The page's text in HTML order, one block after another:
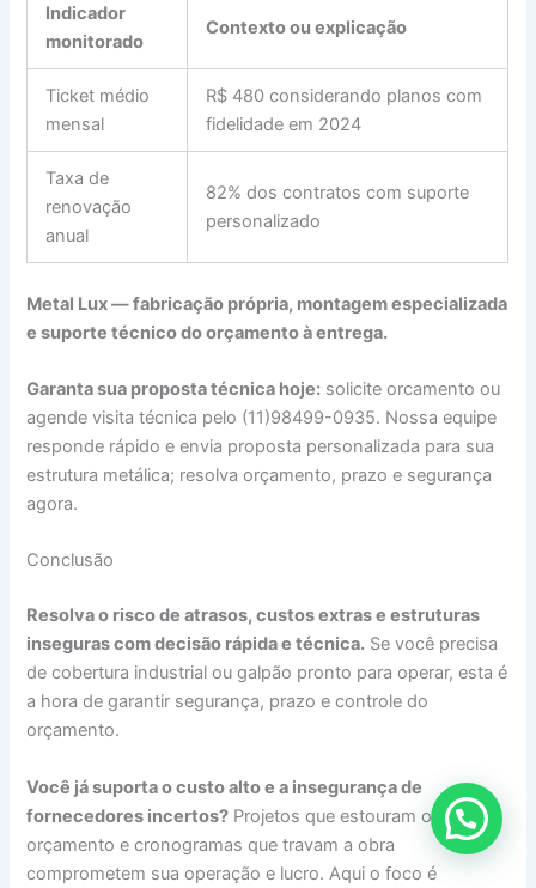
Indicador
monitorado
Contexto ou explicação
Ticket médio
mensal
R$ 480 considerando planos com
fidelidade em 2024
Taxa de
renovação
anual
82% dos contratos com suporte
personalizado
Metal Lux — fabricação própria, montagem especializada
e suporte técnico do orçamento à entrega.
Garanta sua proposta técnica hoje: solicite orcamento ou
agende visita técnica pelo (11)98499-0935. Nossa equipe
responde rápido e envia proposta personalizada para sua
estrutura metálica; resolva orçamento, prazo e segurança
agora.
Conclusão
Resolva o risco de atrasos, custos extras e estruturas
inseguras com decisão rápida e técnica. Se você precisa
de cobertura industrial ou galpão pronto para operar, esta é
a hora de garantir segurança, prazo e controle do
orçamento.
Você já suporta o custo alto e a insegurança de
fornecedores incertos? Projetos que estouram o
orçamento e cronogramas que travam a obra
comprometem sua operação e lucro. Aqui o foco é